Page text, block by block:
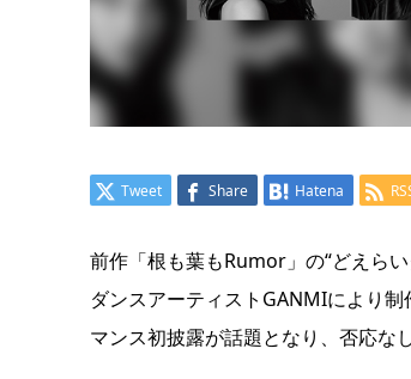
Tweet Share Hatena
前作「根も葉もRumor」の“どえら
ダンスアーティストGANMIにより
マンス初披露が話題となり、否応な